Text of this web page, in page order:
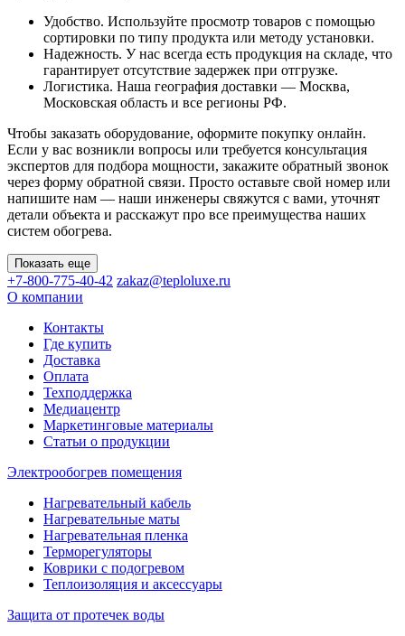
Удобство. Используйте просмотр товаров с помощью
сортировки по типу продукта или методу установки.
Надежность. У нас всегда есть продукция на складе, что
гарантирует отсутствие задержек при отгрузке.
Логистика. Наша география доставки — Москва,
Московская область и все регионы РФ.
Чтобы заказать оборудование, оформите покупку онлайн.
Если у вас возникли вопросы или требуется консультация
экспертов для подбора мощности, закажите обратный звонок
через форму обратной связи. Просто оставьте свой номер или
напишите нам — наши инженеры свяжутся с вами, уточнят
детали объекта и расскажут про все преимущества наших
систем обогрева.
Показать еще
+7-800-775-40-42 zakaz@teploluxe.ru
О компании
Контакты
Где купить
Доставка
Оплата
Техподдержка
Медиацентр
Маркетинговые материалы
Статьи о продукции
Электрообогрев помещения
Нагревательный кабель
Нагревательные маты
Нагревательная пленка
Терморегуляторы
Коврики с подогревом
Теплоизоляция и аксессуары
Защита от протечек воды